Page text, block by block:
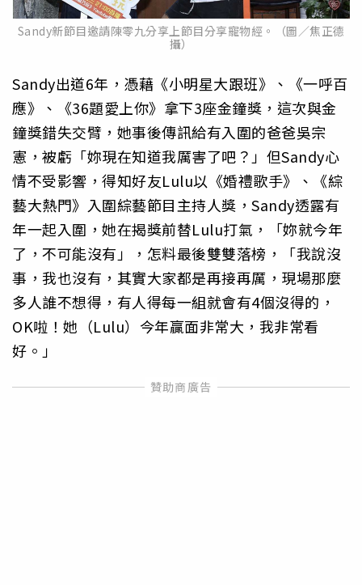
Sandy新節目邀請陳零九分享上節目分享寵物經。（圖／焦正德
攝）
Sandy出道6年，憑藉《小明星大跟班》、《一呼百
應》、《36題愛上你》拿下3座金鐘獎，這次與金
鐘獎錯失交臂，她事後傳訊給有入圍的爸爸吳宗
憲，被虧「妳現在知道我厲害了吧？」但Sandy心
情不受影響，得知好友Lulu以《婚禮歌手》、《綜
藝大熱門》入圍綜藝節目主持人獎，Sandy透露有
年一起入圍，她在揭獎前替Lulu打氣，「妳就今年
了，不可能沒有」，怎料最後雙雙落榜，「我說沒
事，我也沒有，其實大家都是再接再厲，現場那麼
多人誰不想得，有人得每一組就會有4個沒得的，
OK啦！她（Lulu）今年贏面非常大，我非常看
好。」